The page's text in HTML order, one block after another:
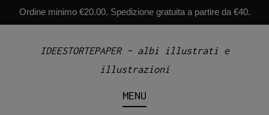
Ordine minimo €20.00. Spedizione gratuita a partire da €40.
IDEESTORTEPAPER – albi illustrati e
illustrazioni
MENU